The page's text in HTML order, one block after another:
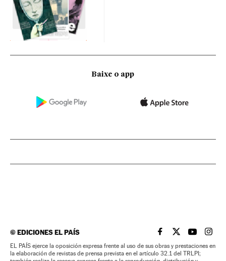
Baixe o app
©EDICIONES EL PAÍS EL PAÍS BRASIL EN
EL PAÍSEL PAÍS
EL
EL PAÍS ejerce la oposición expresa frente al uso de sus obras y prestaciones en
la elaboración de revistas de prensa prevista en el artículo 32.1 del TRLPI;